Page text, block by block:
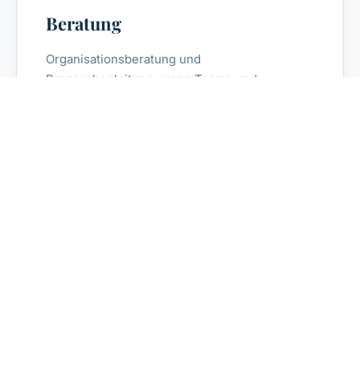
Beratung
Organisationsberatung und
Prozessbegleitung, wenn Teams und